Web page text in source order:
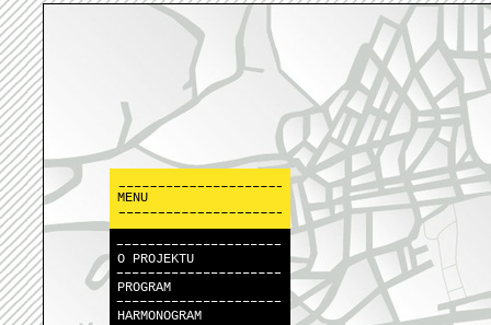
MENU
O PROJEKTU
PROGRAM
HARMONOGRAM